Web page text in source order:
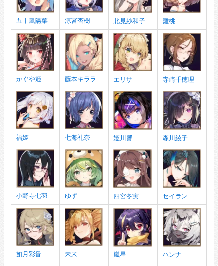
五十嵐陽菜 涼宮杏樹 北見紗和子 雛桃
かぐや姫 藤本キララ エリサ 寺崎千穂理
福姫 七海礼奈 姫川響 森川綾子
小野寺七羽 ゆず 四宮冬実 セイラン
如月彩音 未来 嵐星 ハンナ